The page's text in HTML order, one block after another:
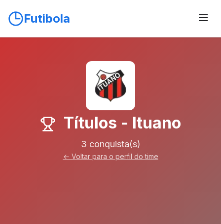
Futibola
Títulos - Ituano
3 conquista(s)
← Voltar para o perfil do time